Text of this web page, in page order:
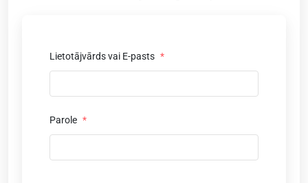
Lietotājvārds vai E-pasts *
Parole *